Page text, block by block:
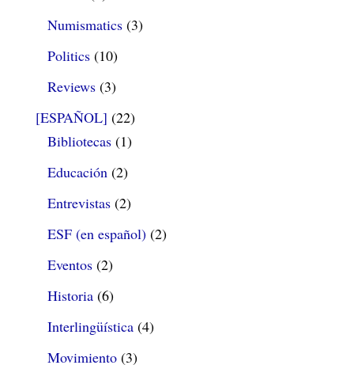
Numismatics(3)
Politics(10)
Reviews(3)
[ESPAÑOL] (22)
Bibliotecas(1)
Educación(2)
Entrevistas(2)
ESF (en español) (2)
Eventos(2)
Historia(6)
Interlingüística(4)
Movimiento(3)